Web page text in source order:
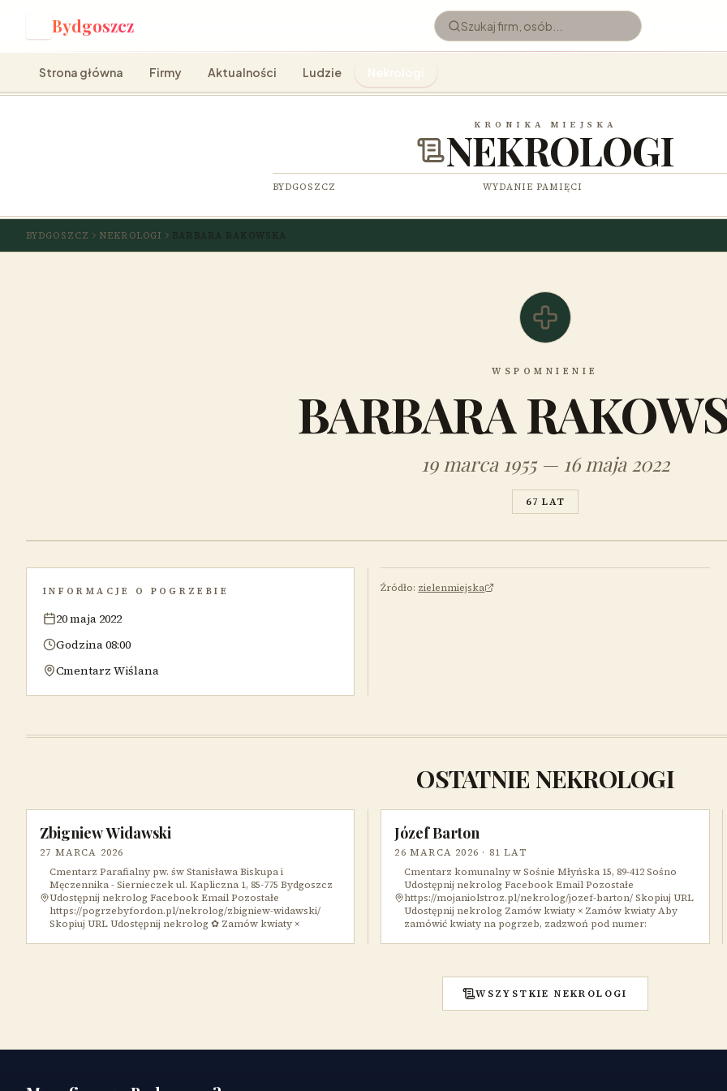
Bydgoszcz
Strona główna Firmy Aktualności Ludzie Nekrologi
KRONIKA MIEJSKA
NEKROLOGI
BYDGOSZCZ WYDANIE PAMIĘCI
BYDGOSZCZ NEKROLOGI BARBARA RAKOWSKA
WSPOMNIENIE
BARBARA
19 marca 1955 — 16 maja 2022
67 LAT
INFORMACJE O POGRZEBIE
20 maja 2022
Godzina 08:00
Cmentarz Wiślana
Źródło: zielenmiejska
OSTATNIE NEKROLOGI
Zbigniew Widawski
27 MARCA 2026
Cmentarz Parafialny pw. św Stanisława Biskupa i
Męczennika - Siernieczek ul. Kapliczna 1, 85-775 Bydgoszcz
Udostępnij nekrolog Facebook Email Pozostałe
https://pogrzebyfordon.pl/nekrolog/zbigniew-widawski/
Skopiuj URL Udostępnij nekrolog ✿ Zamów kwiaty ×
Józef Barton
26 MARCA 2026 · 81 LAT
Cmentarz komunalny w Sośnie Młyńska 15, 89-412 Sośno
Udostępnij nekrolog Facebook Email Pozostałe
https://mojaniolstroz.pl/nekrolog/jozef-barton/ Skopiuj URL
Udostępnij nekrolog Zamów kwiaty × Zamów kwiaty Aby
zamówić kwiaty na pogrzeb, zadzwoń pod numer:
WSZYSTKIE NEKROLOGI